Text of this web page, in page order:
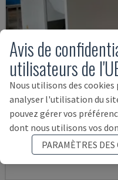
U5-1530
SPINNER - CENTRE D'USINAGE
ALLEMAGNE 2021
Avis de
utilisateurs de
Nous utilisons des
analyser l'utilisation du
pouvez gérer vos
dont nous utilisons vos
PARAMÈTRES DES